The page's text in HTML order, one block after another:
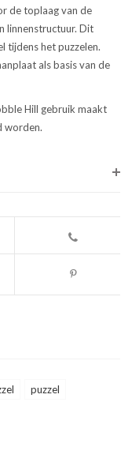
de toplaag van de
linnenstructuur. Dit
tijdens het puzzelen.
als basis van de
Hill gebruik maakt
worden.
puzzel